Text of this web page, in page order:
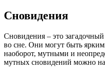
Сновидения
Сновидения – это
во сне. Они могут быть
наоборот, мутными и
мутных сновидений можно